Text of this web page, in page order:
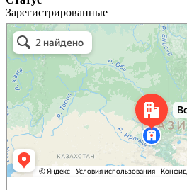
Зарегистрированные